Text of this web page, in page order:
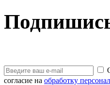
согласие на обработку